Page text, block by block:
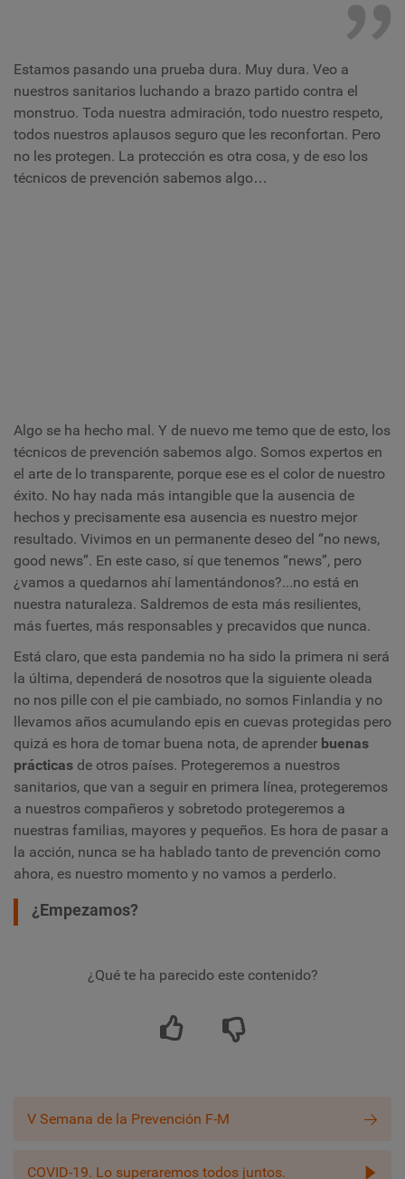
Estamos pasando una prueba dura. Muy dura. Veo a
nuestros sanitarios luchando a brazo partido contra el
monstruo. Toda nuestra admiración, todo nuestro respeto,
todos nuestros aplausos seguro que les reconfortan. Pero
no les protegen. La protección es otra cosa, y de eso los
técnicos de prevención sabemos algo…
Algo se ha hecho mal. Y de nuevo me temo que de esto, los
técnicos de prevención sabemos algo. Somos expertos en
el arte de lo transparente, porque ese es el color de nuestro
éxito. No hay nada más intangible que la ausencia de
hechos y precisamente esa ausencia es nuestro mejor
resultado. Vivimos en un permanente deseo del “no news,
good news”. En este caso, sí que tenemos “news”, pero
¿vamos a quedarnos ahí lamentándonos?...no está en
nuestra naturaleza. Saldremos de esta más resilientes,
más fuertes, más responsables y precavidos que nunca.
Está claro, que esta pandemia no ha sido la primera ni será
la última, dependerá de nosotros que la siguiente oleada
no nos pille con el pie cambiado, no somos Finlandia y no
llevamos años acumulando epis en cuevas protegidas pero
quizá es hora de tomar buena nota, de aprender buenas
prácticas de otros países. Protegeremos a nuestros
sanitarios, que van a seguir en primera línea, protegeremos
a nuestros compañeros y sobretodo protegeremos a
nuestras familias, mayores y pequeños. Es hora de pasar a
la acción, nunca se ha hablado tanto de prevención como
ahora, es nuestro momento y no vamos a perderlo.
¿Empezamos?
¿Qué te ha parecido este contenido?
V Semana de la Prevención F-M
COVID-19. Lo superaremos todos juntos.